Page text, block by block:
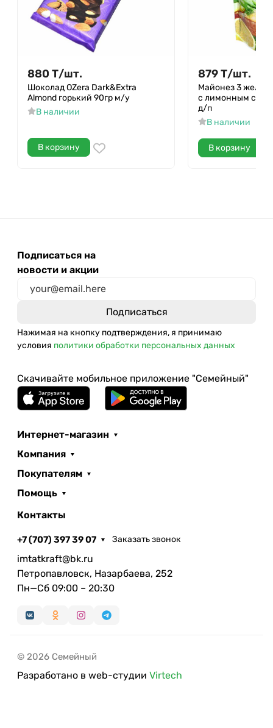
880 Т/шт.
Шоколад OZera Dark&Extra
Almond горький 90гр м/у
В наличии
В корзину
879Т/шт.
Майонез 3
с лимонным
д/п
В наличии
В корзину
Подписаться на
новости и акции
Нажимая на кнопку подтверждения, я принимаю
условия политики обработки персональных данных
Скачивайте мобильное приложение "Семейный"
Интернет-магазин
Компания
Покупателям
Помощь
Контакты
+7 (707) 397 39 07 Заказать звонок
imtatkraft@bk.ru
Петропавловск, Назарбаева, 252
Пн—Сб 09:00 – 20:30
© 2026 Семейный
Разработано в web-студии Virtech